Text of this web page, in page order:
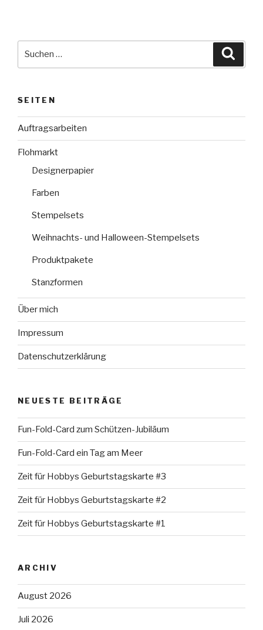
SEITEN
Auftragsarbeiten
Flohmarkt
Designerpapier
Farben
Stempelsets
Weihnachts- und Halloween-Stempelsets
Produktpakete
Stanzformen
Über mich
Impressum
Datenschutzerklärung
NEUESTE BEITRÄGE
Fun-Fold-Card zum Schützen-Jubiläum
Fun-Fold-Card ein Tag am Meer
Zeit für Hobbys Geburtstagskarte #3
Zeit für Hobbys Geburtstagskarte #2
Zeit für Hobbys Geburtstagskarte #1
ARCHIV
August 2026
Juli 2026